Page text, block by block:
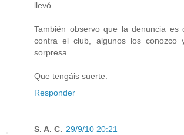
llevó.
También observo que la denuncia es
contra el club, algunos los conozco
sorpresa.
Que tengáis suerte.
Responder
S. A. C. 29/9/10 20:21